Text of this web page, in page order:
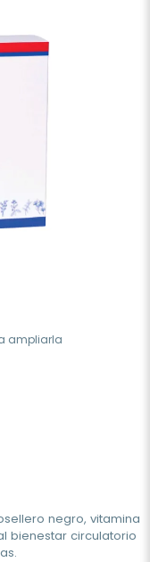
ampliarla
negro, vitamina
bienestar circulatorio